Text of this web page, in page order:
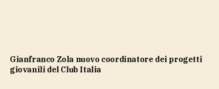
Gianfranco Zola nuovo coordinatore dei progetti
giovanili del Club Italia